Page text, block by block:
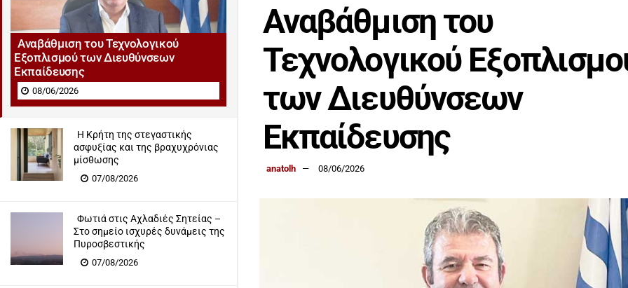
Αναβάθμιση του Τεχνολογικού
Εξοπλισμού των Διευθύνσεων
Εκπαίδευσης
08/06/2026
Η Κρήτη της στεγαστικής
ασφυξίας και της βραχυχρόνιας
μίσθωσης
07/08/2026
Φωτιά στις Αχλαδιές Σητείας –
Στο σημείο ισχυρές δυνάμεις της
Πυροσβεστικής
07/08/2026
Αναβάθμιση του
Τεχνολογικού
των Διευθύνσεων
Εκπαίδευσης
anatolh 08/06/2026